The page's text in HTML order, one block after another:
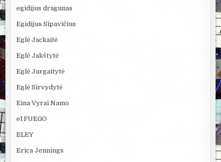
egidijus dragunas
Egidijus Sipavičius
Eglė Jackaitė
Eglė Jakštytė
Eglė Jurgaitytė
Eglė Sirvydytė
Eina Vyrai Namo
el FUEGO
ELEY
Erica Jennings